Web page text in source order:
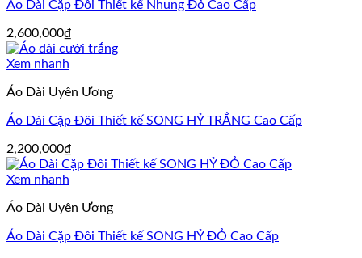
Áo Dài Cặp Đôi Thiết kế Nhung Đỏ Cao Cấp
2,600,000₫
Xem nhanh
Áo Dài Uyên Ương
Áo Dài Cặp Đôi Thiết kế SONG HỶ TRẮNG Cao Cấp
2,200,000₫
Xem nhanh
Áo Dài Uyên Ương
Áo Dài Cặp Đôi Thiết kế SONG HỶ ĐỎ Cao Cấp